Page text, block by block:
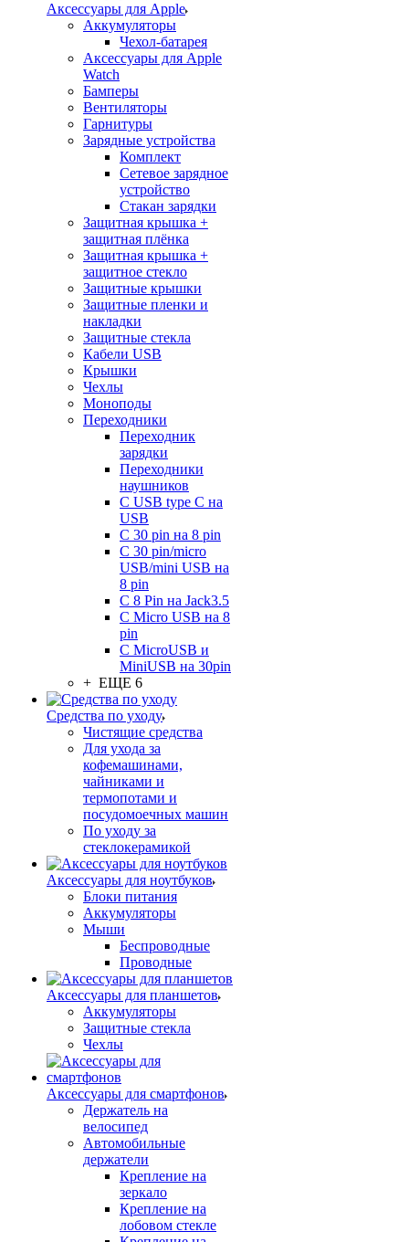
Аксессуары для Apple
Аккумуляторы
Чехол-батарея
Аксессуары для Apple
Watch
Бамперы
Вентиляторы
Гарнитуры
Зарядные устройства
Комплект
Сетевое зарядное
устройство
Стакан зарядки
Защитная крышка +
защитная плёнка
Защитная крышка +
защитное стекло
Защитные крышки
Защитные пленки и
накладки
Защитные стекла
Кабели USB
Крышки
Чехлы
Моноподы
Переходники
Переходник
зарядки
Переходники
наушников
С USB type C на
USB
С 30 pin на 8 pin
С 30 pin/micro
USB/mini USB на
8 pin
С 8 Pin на Jack3.5
С Micro USB на 8
pin
С MicroUSB и
MiniUSB на 30pin
+ ЕЩЕ 6
Средства по уходу
Чистящие средства
Для ухода за
кофемашинами,
чайниками и
термопотами и
посудомоечных машин
По уходу за
стеклокерамикой
Аксессуары для ноутбуков
Блоки питания
Аккумуляторы
Мыши
Беспроводные
Проводные
Аксессуары для планшетов
Аккумуляторы
Защитные стекла
Чехлы
Аксессуары для смартфонов
Держатель на
велосипед
Автомобильные
держатели
Крепление на
зеркало
Крепление на
лобовом стекле